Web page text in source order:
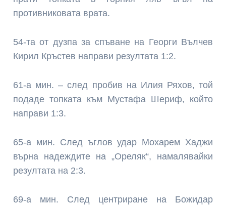
противниковата врата.
54-та от дузпа за спъване на Георги Вълчев
Кирил Кръстев направи резултата 1:2.
61-а мин. – след пробив на Илия Ряхов, той
подаде топката към Мустафа Шериф, който
направи 1:3.
65-а мин. След ъглов удар Мохарем Хаджи
върна надеждите на „Ореляк“, намалявайки
резултата на 2:3.
69-а мин. След центриране на Божидар